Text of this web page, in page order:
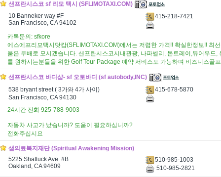
샌프란시스코 sf 리모 택시 (SFLIMOTAXI.COM)
10 Banneker way #F
San Francisco, CA 94102
415-218-7421
카톡문의: sfkore
에스에프리모택시닷캄(SFLIMOTAXI.COM)에서는 저렴한 가격!! 확실한정보!! 최
움은 두배로 모시겠습니다. 샌프란시스코시내관광, 나파벨리, 몬트레이,뮤어우드
를 원하시는분들을 위한 Golf Tour Package 예약 서비스도 가능하며 비즈니스골
샌프란시스코 바디샵- sf 오토바디 (sf autobody,INC)
538 bryant street ( 3가와 4가 사이)
San Francisco, CA 94130
415-678-5870
24시간 전화 925-788-9003
자동차 사고가 났습니까? 도움이 필요하십니까?
전화주십시요
샘의료복지재단 (Spiritual Awakening Mission)
5225 Shattuck Ave. #B
Oakland, CA 94609
510-985-1003
510-985-2821